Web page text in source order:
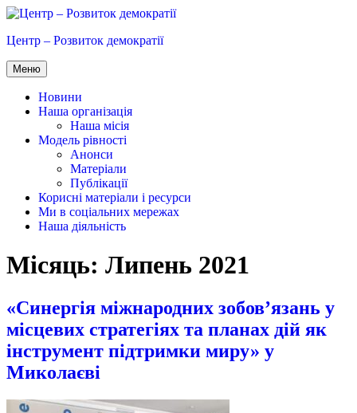
Перейти
вмісту
Центр – Розвиток демократії
Меню
Новини
Наша організація
Наша місія
Модель рівності
Анонси
Матеріали
Публікації
Корисні матеріали і ресурси
Ми в соціальних мережах
Наша діяльність
Місяць: Липень 2021
«Синергія міжнародних зобов’язань у
місцевих стратегіях та планах дій як
інструмент підтримки миру» у
Миколаєві